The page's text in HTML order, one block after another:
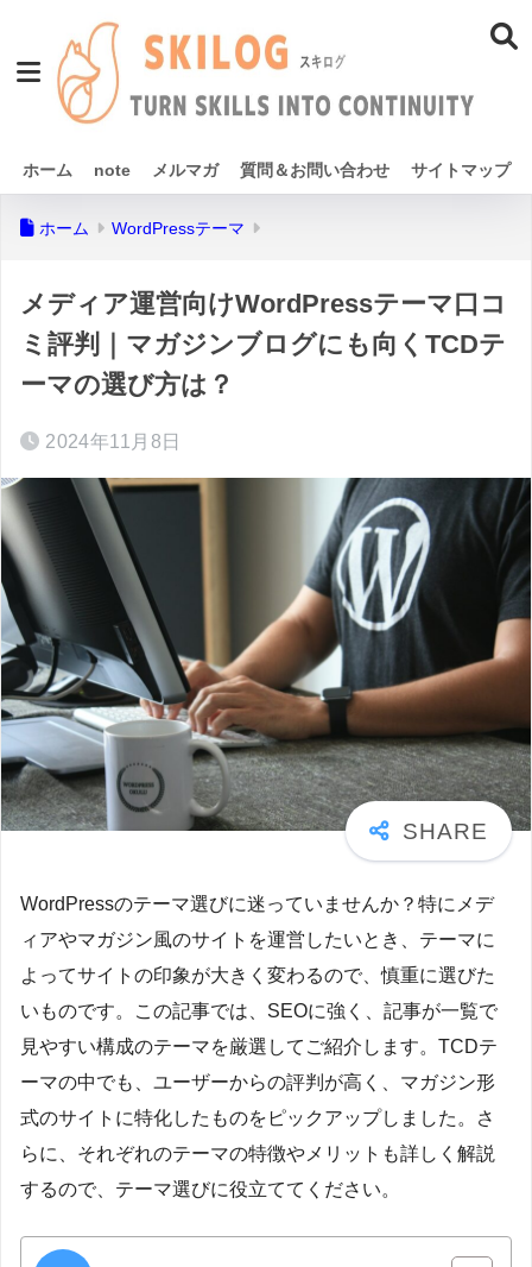
ホーム note メルマガ 質問＆お問い合わせ サイトマップ
ホーム WordPressテーマ
メディア運営向けWordPressテーマ口コ
ミ評判｜マガジンブログにも向くTCDテ
ーマの選び方は？
2024年11月8日
WordPressのテーマ選びに迷っていませんか？特にメデ
ィアやマガジン風のサイトを運営したいとき、テーマに
よってサイトの印象が大きく変わるので、慎重に選びた
いものです。この記事では、SEOに強く、記事が一覧で
見やすい構成のテーマを厳選してご紹介します。TCDテ
ーマの中でも、ユーザーからの評判が高く、マガジン形
式のサイトに特化したものをピックアップしました。さ
らに、それぞれのテーマの特徴やメリットも詳しく解説
するので、テーマ選びに役立ててください。